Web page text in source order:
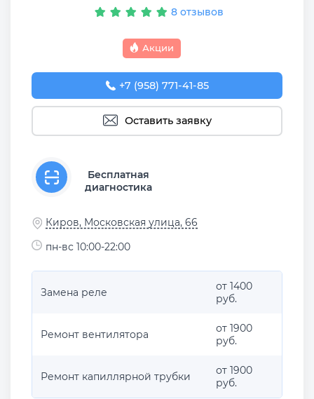
8 отзывов
Акции
+7 (958) 771-41-85
Оставить заявку
Бесплатная
диагностика
Киров, Московская улица, 66
пн-вс 10:00-22:00
Замена реле
от 1400
руб.
Ремонт вентилятора
от 1900
руб.
Ремонт капиллярной трубки
от 1900
руб.